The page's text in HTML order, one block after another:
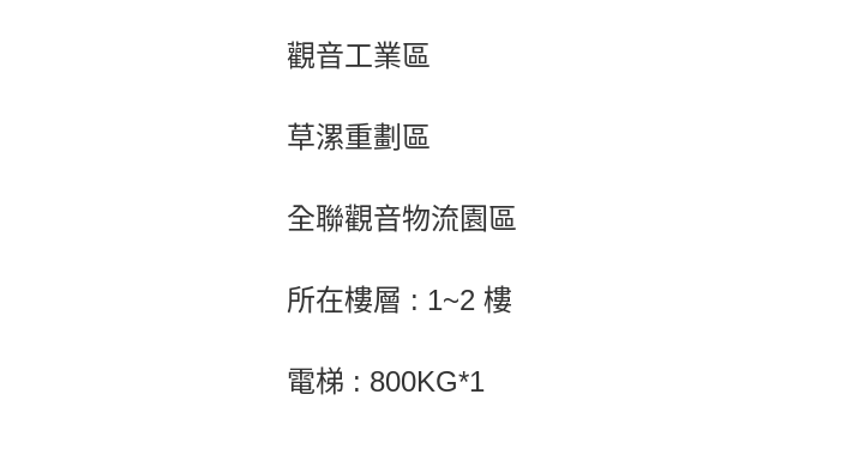
觀音工業區
草漯重劃區
全聯觀音物流園區
所在樓層 : 1~2 樓
電梯 : 800KG*1